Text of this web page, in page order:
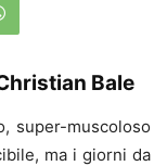
Bale
super-muscoloso
ma i giorni da